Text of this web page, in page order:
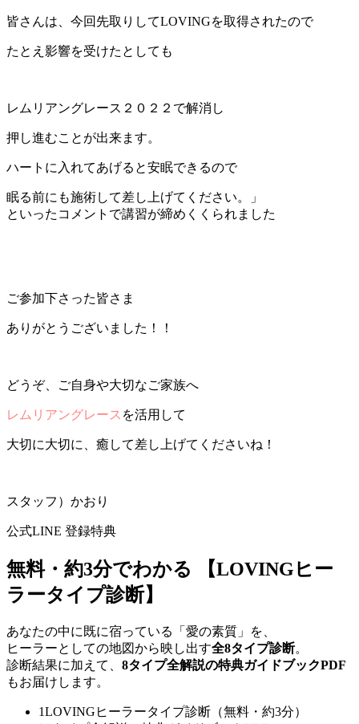
皆さんは、今回先取りしてLOVINGを取得されたので
たとえ影響を受けたとしても
レムリアングレース２０２２で解消し
押し進むことが出来ます。
ハートに入れてあげると安眠できるので
眠る前にも施術して差し上げてください。」
といったコメントで講習が締めくくられました
ご参加下さった皆さま
ありがとうございました！！
どうぞ、ご自身や大切なご家族へ
レムリアングレース を活用して
大切に大切に、癒して差し上げてくださいね！
スタッフ）かおり
公式LINE 登録特典
無料・約3分でわかる
【LOVINGヒー
ラータイプ診断】
あなたの中に既に宿っている「愛の素質」を、
ヒーラーとしての地図から映し出す全8タイプ診断。
診断結果に加えて、 8タイプ全解説の特典ガイドブックPDF
もお届けします。
1LOVINGヒーラータイプ診断（無料・約3分）